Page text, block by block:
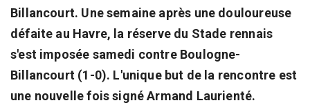
Billancourt. Une semaine après une douloureuse
défaite au Havre, la réserve du Stade rennais
s'est imposée samedi contre Boulogne-
Billancourt (1-0). L'unique but de la rencontre est
une nouvelle fois signé Armand Laurienté.